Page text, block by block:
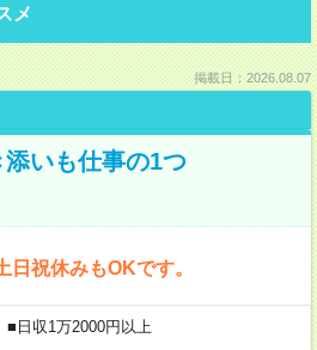
メ
掲載日：2026.08.07
添いも仕事の1つ
祝休みもOKです。
収1万2000円以上